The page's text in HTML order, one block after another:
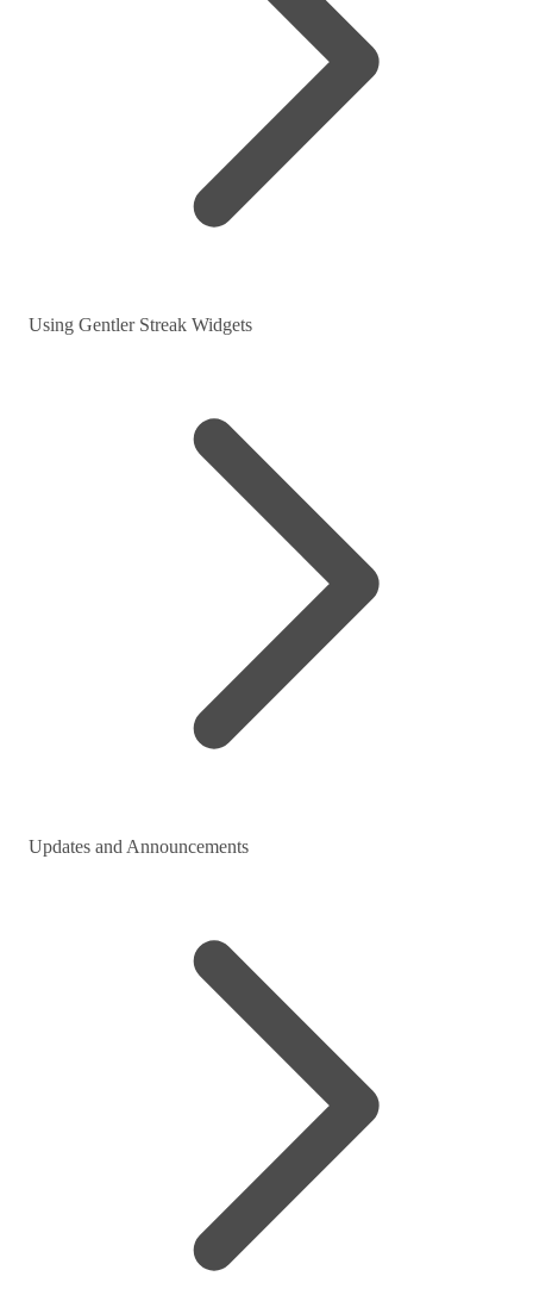
Using Gentler Streak Widgets
Updates and Announcements